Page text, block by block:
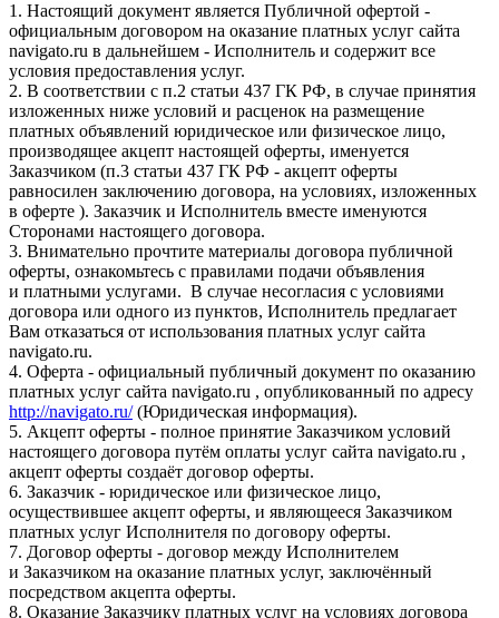
1. Настоящий документ является Публичной офертой -
официальным договором на оказание платных услуг сайта
navigato.ru в дальнейшем - Исполнитель и содержит все
условия предоставления услуг.
2. В соответствии с п.2 статьи 437 ГК РФ, в случае принятия
изложенных ниже условий и расценок на размещение
платных объявлений юридическое или физическое лицо,
производящее акцепт настоящей оферты, именуется
Заказчиком (п.3 статьи 437 ГК РФ - акцепт оферты
равносилен заключению договора, на условиях, изложенных
в оферте ). Заказчик и Исполнитель вместе именуются
Сторонами настоящего договора.
3. Внимательно прочтите материалы договора публичной
оферты, ознакомьтесь с правилами подачи объявления
и платными услугами. В случае несогласия с условиями
договора или одного из пунктов, Исполнитель предлагает
Вам отказаться от использования платных услуг сайта
navigato.ru.
4. Оферта - официальный публичный документ по оказанию
платных услуг сайта navigato.ru , опубликованный по адресу
http://navigato.ru/(Юридическая информация).
5. Акцепт оферты - полное принятие Заказчиком условий
настоящего договора путём оплаты услуг сайта navigato.ru ,
акцепт оферты создаёт договор оферты.
6. Заказчик - юридическое или физическое лицо,
осуществившее акцепт оферты, и являющееся Заказчиком
платных услуг Исполнителя по договору оферты.
7. Договор оферты - договор между Исполнителем
и Заказчиком на оказание платных услуг, заключённый
посредством акцепта оферты.
8. Оказание Заказчику платных услуг на условиях договора